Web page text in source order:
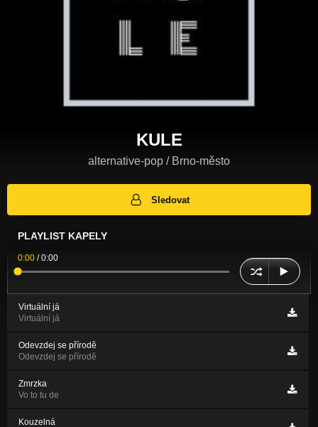
KULE
alternative-pop / Brno-město
Sledovat
PLAYLIST KAPELY
0:00 /0:00
Virtuální já
Virtuální já
Odevzdej se přírodě
Odevzdej se přírodě
Zmrzka
Vo to tu de
Kouzelná